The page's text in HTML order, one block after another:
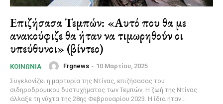
Επιζήσασα Τεμπών: «Αυτό που θα με
ανακούφιζε θα ήταν να τιμωρηθούν οι
υπεύθυνοι» (βίντεο)
ΚΟΙΝΩΝΊΑ Frgnews - 10 Μαρτίου, 2025
Συγκλονίζει η μαρτυρία της Ντίνας, επιζήσασας του
σιδηροδρομικού δυστυχήματος των Τεμπών. Η ζωή της Ντίνας
άλλαξε τη νύχτα της 28ης Φεβρουαρίου 2023. Η ίδια ήταν...